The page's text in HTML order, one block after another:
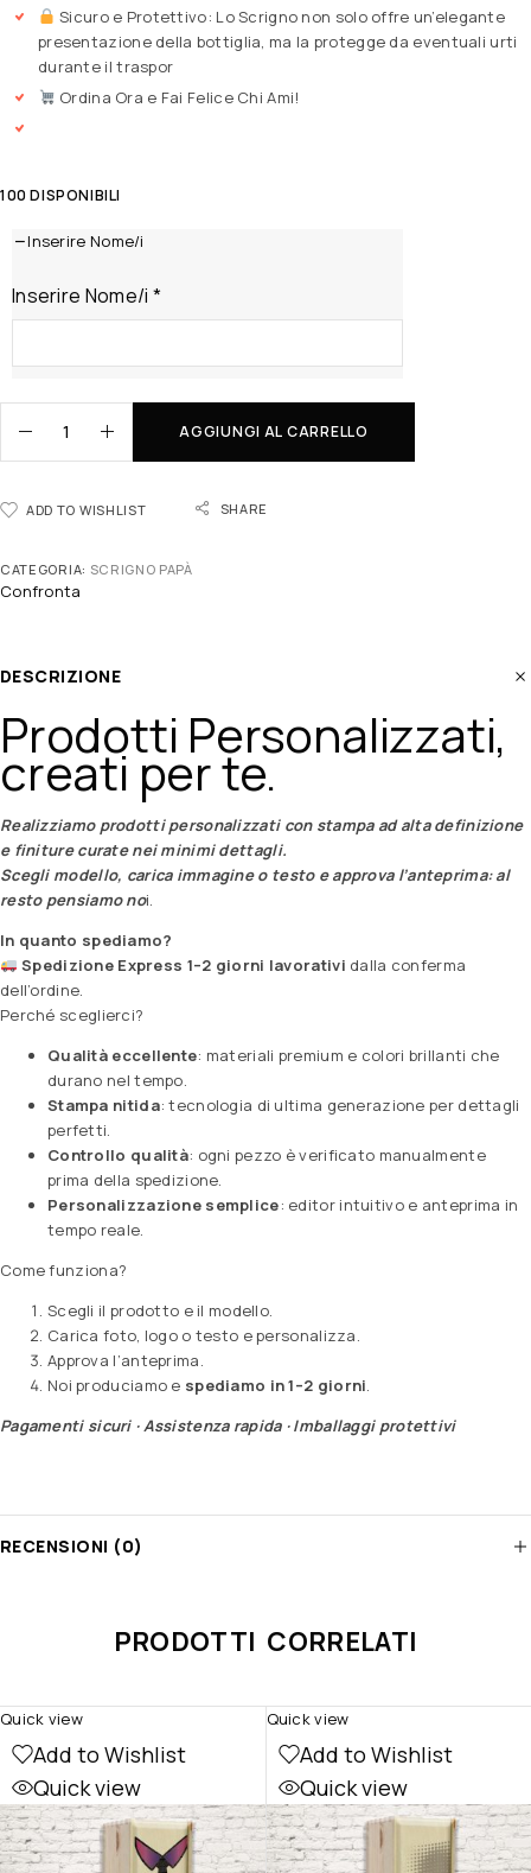
Sicuro e Protettivo: Lo Scrigno non solo offre un’elegante
presentazione della bottiglia, ma la protegge da eventuali urti
durante il traspor
Ordina Ora e Fai Felice Chi Ami!
100 DISPONIBILI
Inserire Nome/i
Inserire Nome/i *
AGGIUNGI AL CARRELLO
ADD TO WISHLIST SHARE
CATEGORIA: SCRIGNO PAPÀ
Confronta
DESCRIZIONE
Prodotti Personalizzati,
creati per te.
Realizziamo prodotti personalizzati con stampa ad alta definizione
e finiture curate nei minimi dettagli.
Scegli modello, carica immagine o testo e approva l’anteprima: al
resto pensiamo noi.
In quanto spediamo?
Spedizione Express 1–2 giorni lavorativi dalla conferma
dell’ordine.
Perché sceglierci?
Qualità eccellente: materiali premium e colori brillanti che
durano nel tempo.
Stampa nitida: tecnologia di ultima generazione per dettagli
perfetti.
Controllo qualità: ogni pezzo è verificato manualmente
prima della spedizione.
Personalizzazione semplice: editor intuitivo e anteprima in
tempo reale.
Come funziona?
Scegli il prodotto e il modello.
Carica foto, logo o testo e personalizza.
Approva l’anteprima.
Noi produciamo e spediamo in 1–2 giorni.
Pagamenti sicuri · Assistenza rapida · Imballaggi protettivi
RECENSIONI (0)
PRODOTTI CORRELATI
Add to Wishlist
Quick view
Quick view
Add to Wishlist
Quick view
Quick view